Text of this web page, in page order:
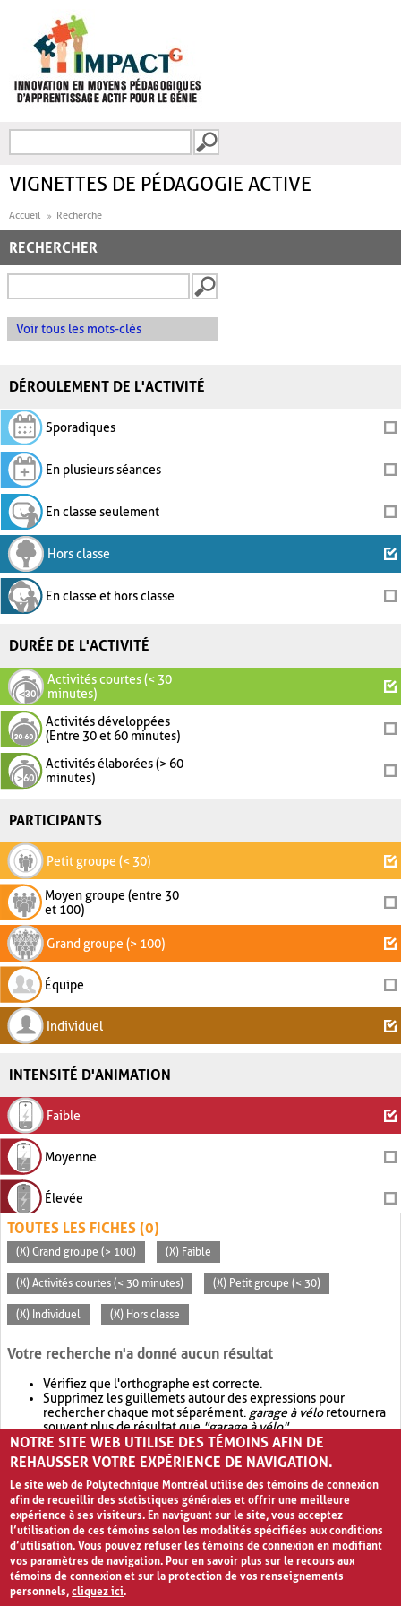
FORMULAIRE DE
VIGNETTES DE PÉDAGOGIE ACTIVE
Accueil Recherche
RECHERCHER
Voir tous les mots-clés
DÉROULEMENT DE L'ACTIVITÉ
Sporadiques
En plusieurs séances
En classe seulement
Hors classe
En classe et hors classe
DURÉE DE L'ACTIVITÉ
Activités courtes (< 30
minutes)
Activités développées
(Entre 30 et 60 minutes)
Activités élaborées (> 60
minutes)
PARTICIPANTS
Petit groupe (< 30)
Moyen groupe (entre 30
et 100)
Grand groupe (> 100)
Équipe
Individuel
INTENSITÉ D'ANIMATION
Faible
Moyenne
Élevée
TOUTES LES FICHES (0)
(X) Grand groupe (> 100) (X) Faible
(X) Activités courtes (< 30 minutes) (X) Petit groupe (< 30)
(X) Individuel (X) Hors classe
Votre recherche n'a donné aucun résultat
Vérifiez que l'orthographe est correcte.
Supprimez les guillemets autour des expressions pour
rechercher chaque mot séparément. garage à véloretournera
souvent plus de résultat que"garage à vélo".
Envisagez d'élargir votre recherche avec OR.garage OR vélo
retournera souvent plus de résultat quegarage à vélo
NOTRE SITE WEB UTILISE DES TÉMOINS AFIN DE
REHAUSSER VOTRE EXPÉRIENCE DE NAVIGATION.
Le site web de Polytechnique Montréal utilise des témoins de connexion
afin de recueillir des statistiques générales et offrir une meilleure
expérience à ses visiteurs. En naviguant sur le site, vous acceptez
l’utilisation de ces témoins selon les modalités spécifiées aux conditions
d’utilisation. Vous pouvez refuser les témoins de connexion en modifiant
vos paramètres de navigation. Pour en savoir plus sur le recours aux
témoins de connexion et sur la protection de vos renseignements
personnels,cliquez ici.